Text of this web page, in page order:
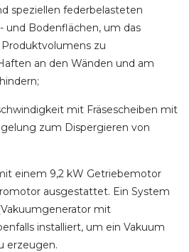
speziellen federbelasteten
und Bodenflächen, um das
zu
an den Wänden und am
mit Fräsescheiben mit
zum Dispergieren von
einem 9,2 kW Getriebemotor
ausgestattet. Ein System
mit
installiert, um ein Vakuum
erzeugen.